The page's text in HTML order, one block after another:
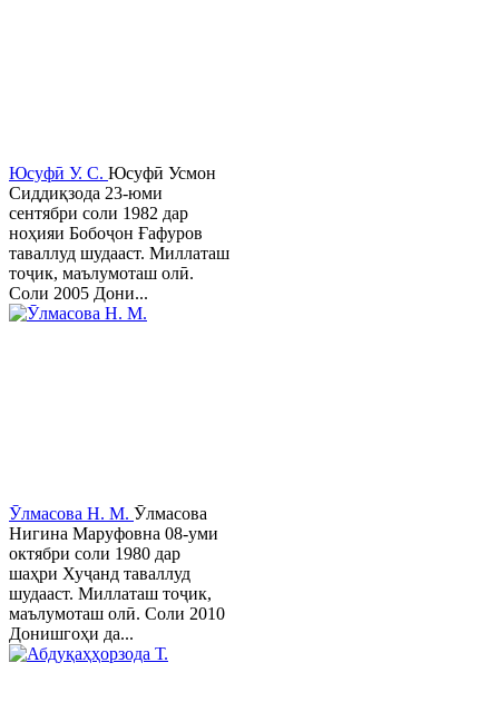
Юсуфӣ У. C. Юсуфӣ Усмон
Сиддиқзода 23-юми
сентябри соли 1982 дар
ноҳияи Бобоҷон Ғафуров
таваллуд шудааст. Миллаташ
тоҷик, маълумоташ олӣ.
Соли 2005 Дони...
Ӯлмасова Н. М. Ӯлмасова
Нигина Маруфовна 08-уми
октябри соли 1980 дар
шаҳри Хуҷанд таваллуд
шудааст. Миллаташ тоҷик,
маълумоташ олӣ. Соли 2010
Донишгоҳи да...